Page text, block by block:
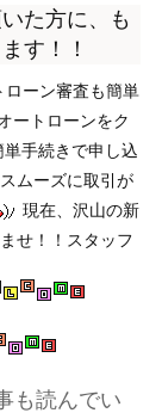
た方に、も
す！！
ローン審査も簡単
ートローンをク
手続きで申し込
ムーズに取引が
現在、沢山の新
せ！！スタッフ
も読んでい